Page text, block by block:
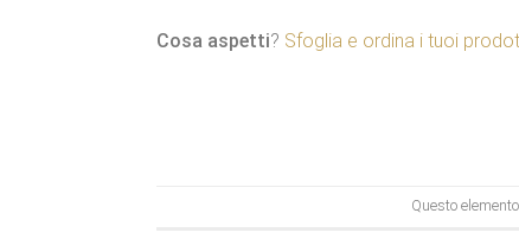
Cosa aspetti? Sfoglia e ordina i tuoi
Questo